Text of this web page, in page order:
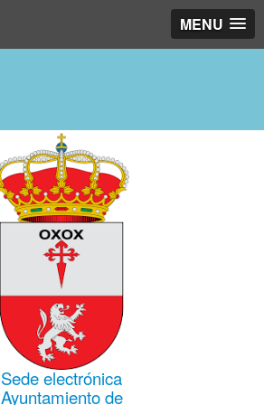
MENU
Sede electrónica
Ayuntamiento de